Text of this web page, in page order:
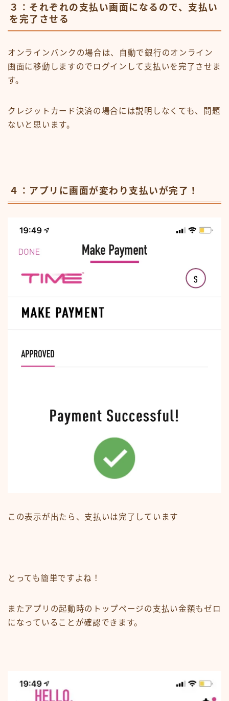
３：それぞれの支払い画面になるので、支払い
を完了させる
オンラインバンクの場合は、自動で銀行のオンライン
画面に移動しますのでログインして支払いを完了させま
す。
クレジットカード決済の場合には説明しなくても、問題
ないと思います。
４：アプリに画面が変わり支払いが完了！
この表示が出たら、支払いは完了しています
とっても簡単ですよね！
またアプリの起動時のトップページの支払い金額もゼロ
になっていることが確認できます。